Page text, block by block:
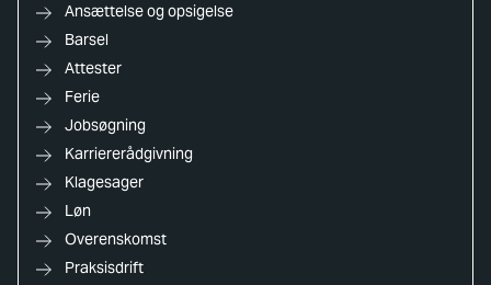
Ansættelse og opsigelse
Barsel
Attester
Ferie
Jobsøgning
Karriererådgivning
Klagesager
Løn
Overenskomst
Praksisdrift